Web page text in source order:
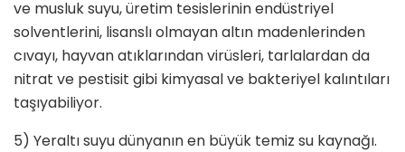
ve musluk suyu, üretim tesislerinin endüstriyel
solventlerini, lisanslı olmayan altın madenlerinden
cıvayı, hayvan atıklarından virüsleri, tarlalardan da
nitrat ve pestisit gibi kimyasal ve bakteriyel kalıntıları
taşıyabiliyor.
5) Yeraltı suyu dünyanın en büyük temiz su kaynağı.